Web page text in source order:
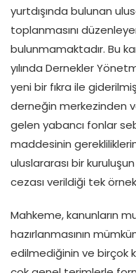
yurtdışında bulunan
toplanmasını
bulunmamaktadır. Bu
yılında Dernekler
yeni bir fıkra ile
derneğin merkezinden
gelen yabancı fonlar
maddesinin
uluslararası bir
cezası verildiği tek
Mahkeme, kanunların
hazırlanmasının
edilmediğinin ve birçok